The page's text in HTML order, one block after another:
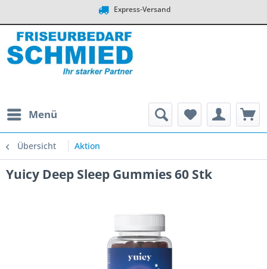
Express-Versand
Menü
Übersicht Aktion
Yuicy Deep Sleep Gummies 60 Stk